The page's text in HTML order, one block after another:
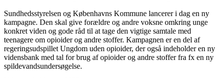
Sundhedsstyrelsen og Københavns Kommune lancerer i dag en ny
kampagne. Den skal give forældre og andre voksne omkring unge
konkret viden og gode råd til at tage den vigtige samtale med
teenagere om opioider og andre stoffer. Kampagnen er en del af
regeringsudspillet Ungdom uden opioider, der også indeholder en ny
vidensbank med tal for brug af opioider og andre stoffer fra fx en ny
spildevandsundersøgelse.